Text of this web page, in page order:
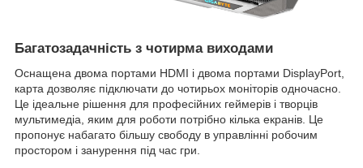
Багатозадачність з чотирма виходами
Оснащена двома портами HDMI і двома портами DisplayPort,
карта дозволяє підключати до чотирьох моніторів одночасно.
Це ідеальне рішення для професійних геймерів і творців
мультимедіа, яким для роботи потрібно кілька екранів. Це
пропонує набагато більшу свободу в управлінні робочим
простором і занурення під час гри.